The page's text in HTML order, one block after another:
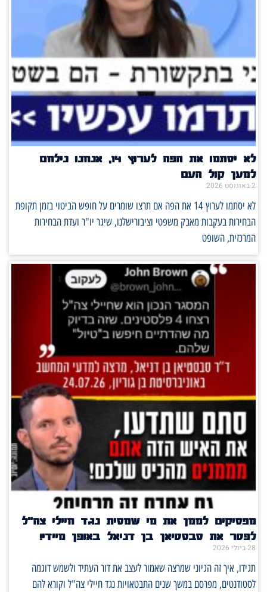
לא יסתמו את הפה לערוץ 14, אנחנו נילחם
למען קול העם
2 באוגוסט 2026
לא יסתמו לערוץ 14 את הפה אם תרצו שומרים על חופש הביטוי בזמן תקופת
הבחירות בעקבות מאבק משפטי וציבורישלנו, שיגר יו"ר ועדת הבחירות
המרכזית, השופט
מפסיקים לממן את מי שמסית נגד חיילי צה"ל
לפטר את סבסטיאן בן דניאל באופן מיידי!
28 ביולי 2026
תגידו, איך זה הגיוני שמרצה שאמור לעצב את דור העתיד ולשמש דוגמה
לסטודנטים, מפרסם במשך שנים התבטאויות נגד חיילי צה"ל וקורא להם